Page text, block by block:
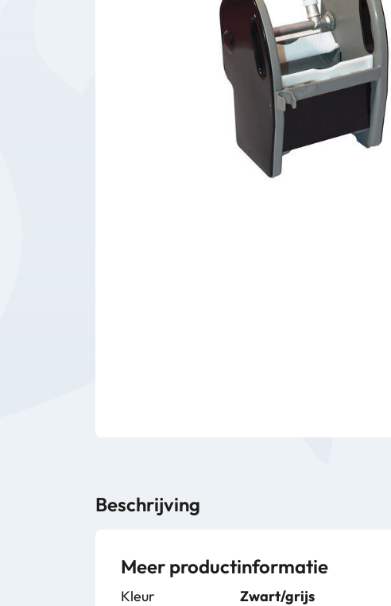
Glasbewassing
Bedrijfsbenodigdheden
Beschrijving
Meer productinformatie
Kleur Zwart/grijs